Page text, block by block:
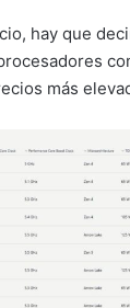
hay que
más